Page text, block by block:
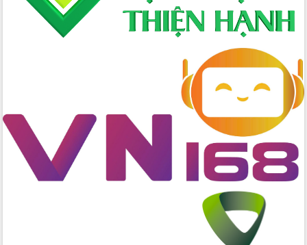
Lấy ý kiến điều chỉnh Quy hoạch tỉnh
Đắk Lắk thời kỳ 2021-2030, tầm nhìn
đến năm 2050
II/2026
Đắk Lắk ký kết thỏa thuận hợp tác về
chuyển đổi số giai đoạn 2026 – 2030
với Tập đoàn Bưu chính Viễn thông
Việt Nam